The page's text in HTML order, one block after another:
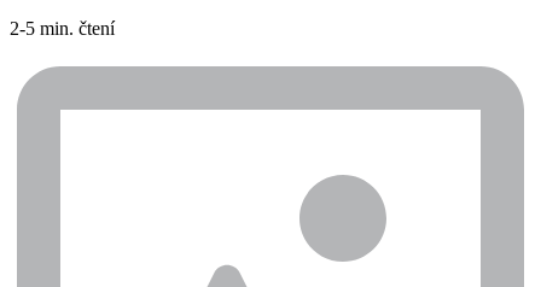
2-5 min. čtení